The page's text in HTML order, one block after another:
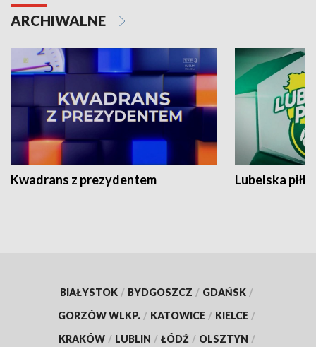
ARCHIWALNE
Kwadrans z prezydentem Lubelska piłka
BIAŁYSTOK / BYDGOSZCZ / GDAŃSK /
GORZÓW WLKP. / KATOWICE / KIELCE /
KRAKÓW / LUBLIN / ŁÓDŹ / OLSZTYN /